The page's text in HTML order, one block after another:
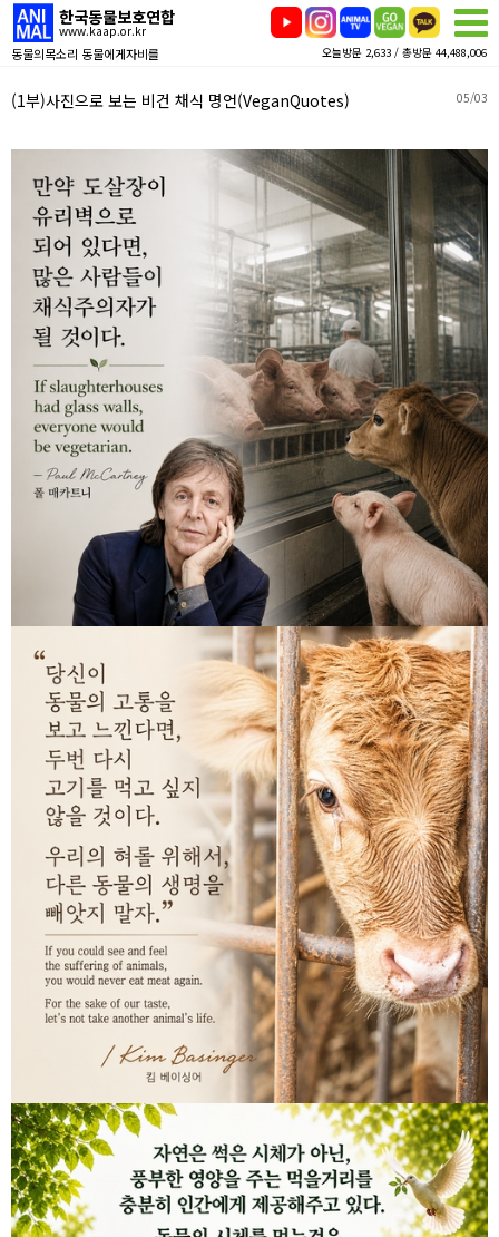
한국동물보호연합
www.kaap.or.kr
동물의목소리 동물에게자비를 오늘방문 2,633 / 총방문 44,488,006
(1부)사진으로 보는 비건 채식 명언(VeganQuotes) 05/03